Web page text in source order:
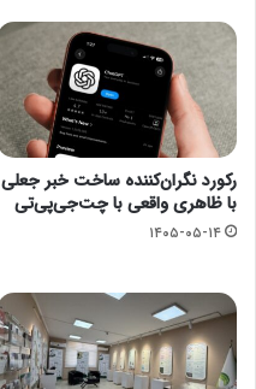
رکورد نگران‌کننده ساخت خبر جعلی
با ظاهری واقعی با چت‌جی‌پی‌تی
۱۴۰۵-۰۵-۱۴